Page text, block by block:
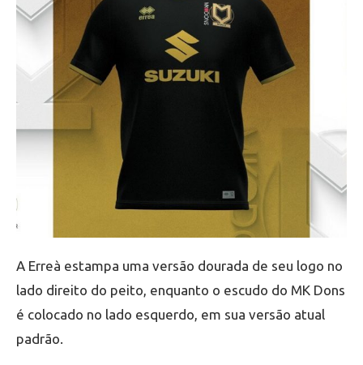
A Erreà estampa uma versão dourada de seu logo no
lado direito do peito, enquanto o escudo do MK Dons
é colocado no lado esquerdo, em sua versão atual
padrão.